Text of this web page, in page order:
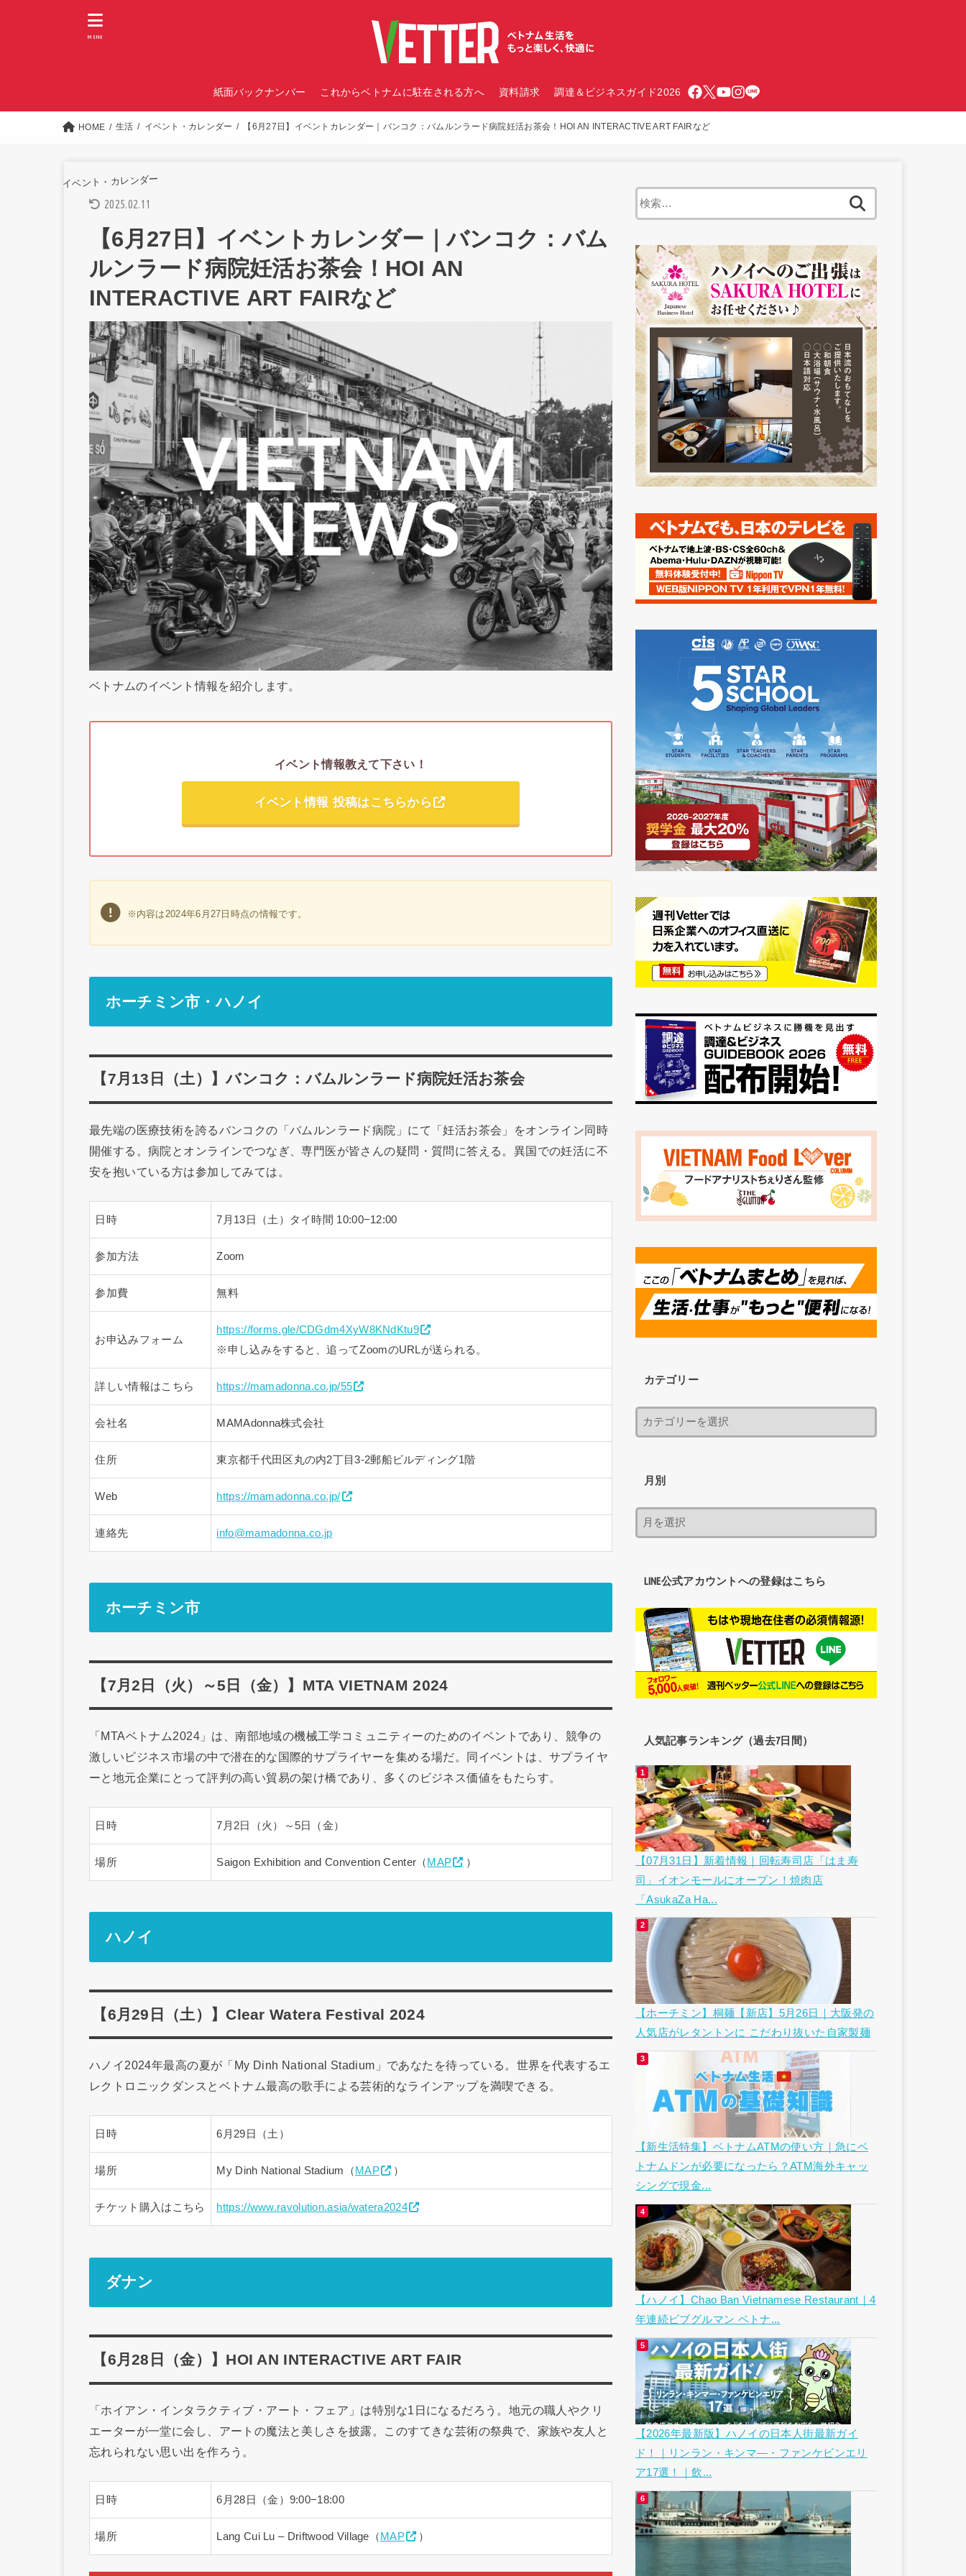
紙面バックナンバー これからベトナムに駐在される方へ 資料請求 調達＆ビジネスガイド2026
MENU
HOME 生活 イベント・カレンダー 【6月27日】イベントカレンダー｜バンコク：バムルンラード病院妊活お茶会！HOI AN INTERACTIVE ART FAIRなど
イベント・カレンダー
2025.02.11
【6月27日】イベントカレンダー｜バンコク：バム
ルンラード病院妊活お茶会！HOI AN
INTERACTIVE ART FAIRなど
ベトナムのイベント情報を紹介します。
イベント情報教えて下さい！
イベント情報 投稿はこちらから
※内容は2024年6月27日時点の情報です。
ホーチミン市・ハノイ
【7月13日（土）】バンコク：バムルンラード病院妊活お茶会
最先端の医療技術を誇るバンコクの「バムルンラード病院」にて「妊活お茶会」をオンライン同時
開催する。病院とオンラインでつなぎ、専門医が皆さんの疑問・質問に答える。異国での妊活に不
安を抱いている方は参加してみては。
日時 7月13日（土）タイ時間 10:00−12:00
参加方法 Zoom
参加費 無料
お申込みフォーム
https://forms.gle/CDGdm4XyW8KNdKtu9
※申し込みをすると、追ってZoomのURLが送られる。
詳しい情報はこちら https://mamadonna.co.jp/55
会社名 MAMAdonna株式会社
住所 東京都千代田区丸の内2丁目3-2郵船ビルディング1階
Web https://mamadonna.co.jp/
連絡先 info@mamadonna.co.jp
ホーチミン市
【7月2日（火）～5日（金）】MTA VIETNAM 2024
「MTAベトナム2024」は、南部地域の機械工学コミュニティーのためのイベントであり、競争の
激しいビジネス市場の中で潜在的な国際的サプライヤーを集める場だ。同イベントは、サプライヤ
ーと地元企業にとって評判の高い貿易の架け橋であり、多くのビジネス価値をもたらす。
日時 7月2日（火）～5日（金）
場所 Saigon Exhibition and Convention Center（ MAP ）
ハノイ
【6月29日（土）】Clear Watera Festival 2024
ハノイ2024年最高の夏が「My Dinh National Stadium」であなたを待っている。世界を代表するエ
レクトロニックダンスとベトナム最高の歌手による芸術的なラインアップを満喫できる。
日時 6月29日（土）
場所 My Dinh National Stadium（ MAP ）
チケット購入はこちら https://www.ravolution.asia/watera2024
ダナン
【6月28日（金）】HOI AN INTERACTIVE ART FAIR
「ホイアン・インタラクティブ・アート・フェア」は特別な1日になるだろう。地元の職人やクリ
エーターが一堂に会し、アートの魔法と美しさを披露。このすてきな芸術の祭典で、家族や友人と
忘れられない思い出を作ろう。
日時 6月28日（金）9:00−18:00
場所 Lang Cui Lu – Driftwood Village（ MAP ）
カテゴリー
月別
LINE公式アカウントへの登録はこちら
人気記事ランキング（過去7日間）
【07月31日】新着情報｜回転寿司店「はま寿
司」イオンモールにオープン！焼肉店
「AsukaZa Ha...
【ホーチミン】桐麺【新店】5月26日｜大阪発の
人気店がレタントンに こだわり抜いた自家製麺
【新生活特集】ベトナムATMの使い方｜急にベ
トナムドンが必要になったら？ATM海外キャッ
シングで現金...
【ハノイ】Chao Ban Vietnamese Restaurant｜4
年連続ビブグルマン ベトナ...
【2026年最新版】ハノイの日本人街最新ガイ
ド！｜リンラン・キンマ―・ファンケビンエリ
ア17選！｜飲...